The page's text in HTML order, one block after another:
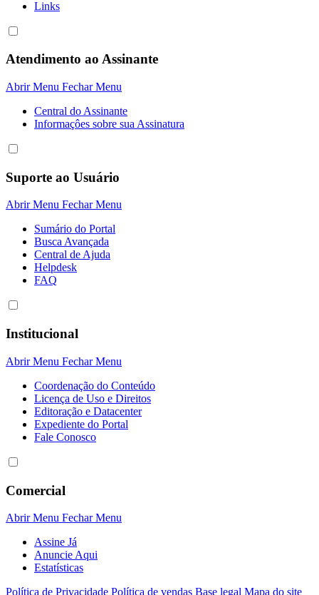
Links
Atendimento ao Assinante
Abrir Menu Fechar Menu
Central do Assinante
Informaçôes sobre sua Assinatura
Suporte ao Usuário
Abrir Menu Fechar Menu
Sumário do Portal
Busca Avançada
Central de Ajuda
Helpdesk
FAQ
Institucional
Abrir Menu Fechar Menu
Coordenação do Conteúdo
Licença de Uso e Direitos
Editoração e Datacenter
Expediente do Portal
Fale Conosco
Comercial
Abrir Menu Fechar Menu
Assine Já
Anuncie Aqui
Estatísticas
Política de Privacidade Política de vendas Base legal Mapa do site